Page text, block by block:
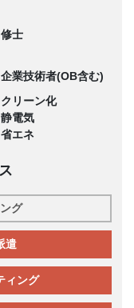
修士
企業技術者(OB含む)
クリーン化
静電気
省エネ
グ
遣
ィング